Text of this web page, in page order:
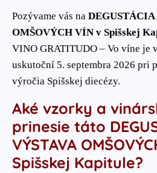
Pozývame vás na DEGUSTÁCIA
OMŠOVÝCH VÍN v Spišskej
VINO GRATITUDO – Vo víne je
uskutoční 5. septembra 2026 pri
výročia Spišskej diecézy.
Aké vzorky a
prinesie táto
VÝSTAVA
Spišskej Kapitule?